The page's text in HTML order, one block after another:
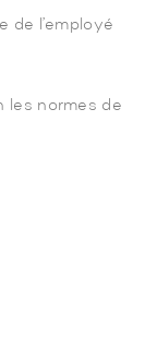
de l’employé
les normes de